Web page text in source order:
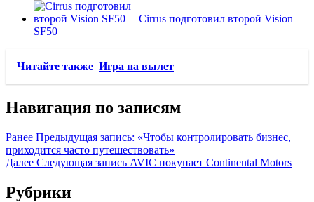
Cirrus подготовил второй Vision
SF50
Читайте также Игра на вылет
Навигация по записям
Ранее Предыдущая запись: «Чтобы контролировать бизнес,
приходится часто путешествовать»
Далее Следующая запись AVIC покупает Continental Motors
Рубрики